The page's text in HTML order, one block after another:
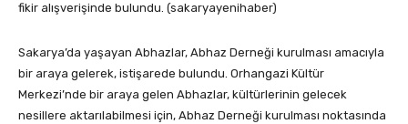
fikir alışverişinde bulundu. (sakaryayenihaber)
Sakarya’da yaşayan Abhazlar, Abhaz Derneği kurulması amacıyla
bir araya gelerek, istişarede bulundu. Orhangazi Kültür
Merkezi’nde bir araya gelen Abhazlar, kültürlerinin gelecek
nesillere aktarılabilmesi için, Abhaz Derneği kurulması noktasında